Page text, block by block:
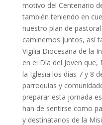
motivo del Centenario
también teniendo en
nuestro plan de
caminemos juntos, así
Vigilia Diocesana de la
en el Día del Joven
la Iglesia los días 7 y 8
parroquias y
preparar esta jornada
han de sentirse como
y destinatarios de la